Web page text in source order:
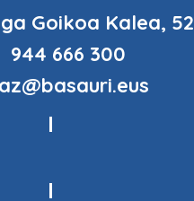
Goikoa Kalea, 52
944 666 300